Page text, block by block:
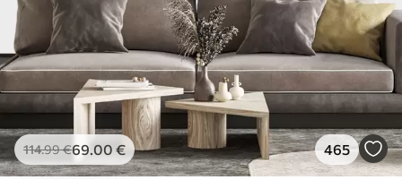
114.99€69.00 € 465